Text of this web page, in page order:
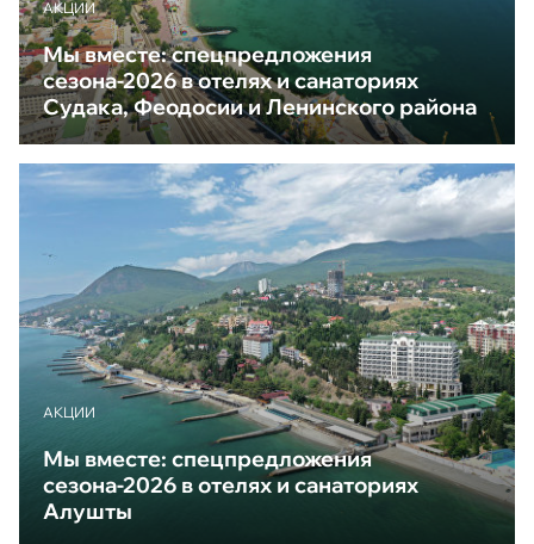
АКЦИИ
Мы вместе: спецпредложения
сезона-2026 в отелях и санаториях
Судака, Феодосии и Ленинского района
АКЦИИ
Мы вместе: спецпредложения
сезона-2026 в отелях и санаториях
Алушты